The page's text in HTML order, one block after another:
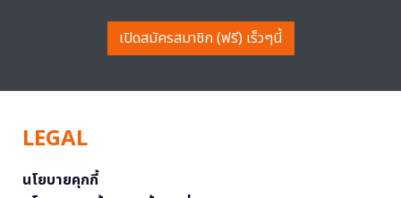
เปิดสมัครสมาชิก (ฟรี) เร็วๆนี้
LEGAL
นโยบายคุกกี้